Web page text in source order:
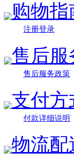
购物指
注册登录
售后服
售后服务政策
支付方
付款详细说明
物流配